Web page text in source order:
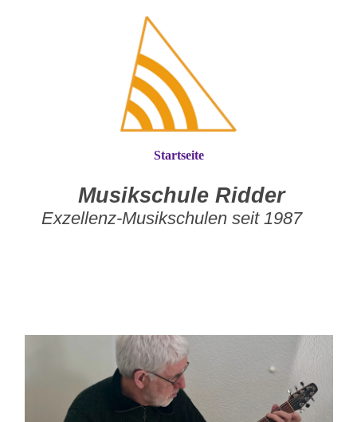
Musikschule Ridder
Exzellenz-Musikschulen seit 1987
Startseite